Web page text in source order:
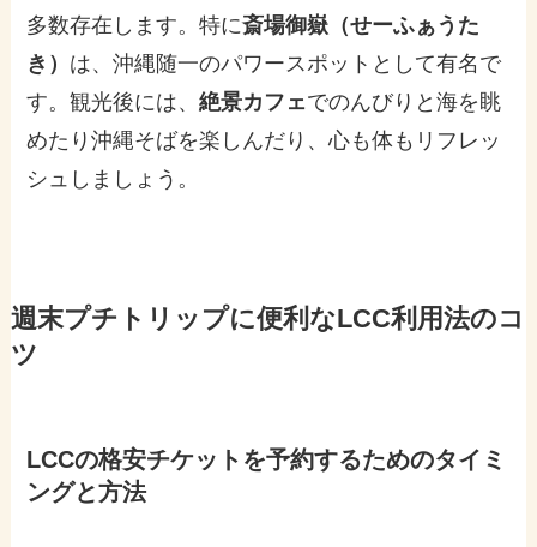
多数存在します。特に斎場御嶽（せーふぁうた
き） は、沖縄随一のパワースポットとして有名で
す。観光後には、絶景カフェでのんびりと海を眺
めたり沖縄そばを楽しんだり、心も体もリフレッ
シュしましょう。
週末プチトリップに便利なLCC利用法のコ
ツ
LCCの格安チケットを予約するためのタイミ
ングと方法